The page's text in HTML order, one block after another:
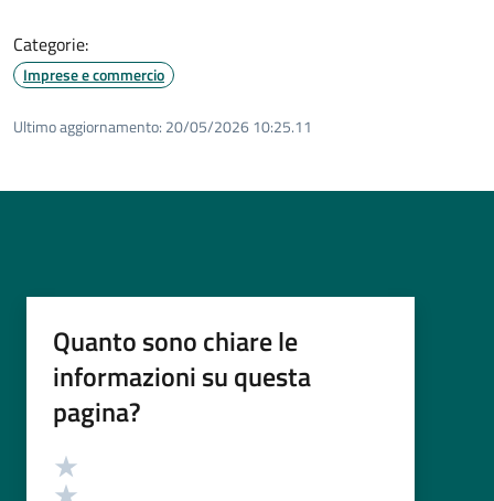
Categorie:
Imprese e commercio
Ultimo aggiornamento: 20/05/2026 10:25.11
Quanto sono chiare le
informazioni su questa
pagina?
Valutazione